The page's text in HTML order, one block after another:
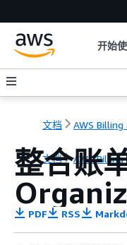
开始
文档 AWS
文档 AWS
整合账
PDF RSS